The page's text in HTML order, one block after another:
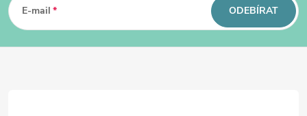
p
t
E-mail ODEBÍRAT